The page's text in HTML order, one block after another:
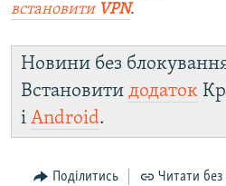
встановити VPN.
Новини без
Встановити додаток
і Android.
Поділитись Читати без